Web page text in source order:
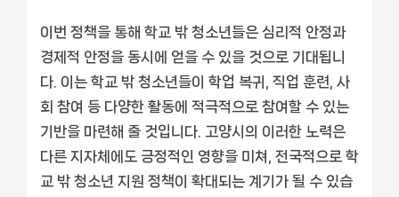
이번 정책을 통해 학교 밖 청소년들은 심리적 안정과
경제적 안정을 동시에 얻을 수 있을 것으로 기대됩니
다. 이는 학교 밖 청소년들이 학업 복귀, 직업 훈련, 사
회 참여 등 다양한 활동에 적극적으로 참여할 수 있는
기반을 마련해 줄 것입니다. 고양시의 이러한 노력은
다른 지자체에도 긍정적인 영향을 미쳐, 전국적으로 학
교 밖 청소년 지원 정책이 확대되는 계기가 될 수 있습